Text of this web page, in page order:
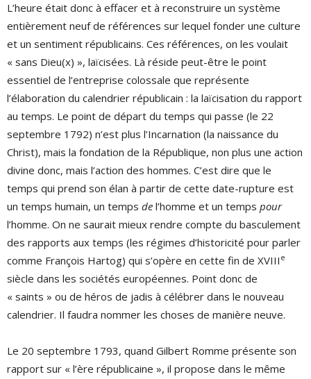
L’heure était donc à effacer et à reconstruire un système
entièrement neuf de références sur lequel fonder une culture
et un sentiment républicains. Ces références, on les voulait
« sans Dieu(x) », laïcisées. Là réside peut-être le point
essentiel de l’entreprise colossale que représente
l’élaboration du calendrier républicain : la laïcisation du rapport
au temps. Le point de départ du temps qui passe (le 22
septembre 1792) n’est plus l’Incarnation (la naissance du
Christ), mais la fondation de la République, non plus une action
divine donc, mais l’action des hommes. C’est dire que le
temps qui prend son élan à partir de cette date-rupture est
un temps humain, un temps de l’homme et un temps pour
l’homme. On ne saurait mieux rendre compte du basculement
des rapports aux temps (les régimes d’historicité pour parler
comme François Hartog) qui s’opère en cette fin de XVIII e
siècle dans les sociétés européennes. Point donc de
« saints » ou de héros de jadis à célébrer dans le nouveau
calendrier. Il faudra nommer les choses de manière neuve.
Le 20 septembre 1793, quand Gilbert Romme présente son
rapport sur « l’ère républicaine », il propose dans le même